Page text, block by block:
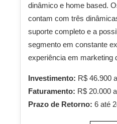
dinâmico e home based.
contam com três
suporte completo e a
segmento em constante
experiência em marketing
Investimento: R$ 46.900
Faturamento: R$ 20.000
Prazo de Retorno: 6 até